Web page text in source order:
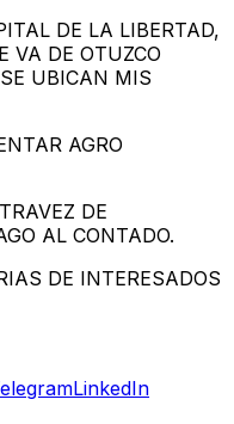
DE LA LIBERTAD,
VA DE OTUZCO
UBICAN MIS
AGRO
DE
AL CONTADO.
DE INTERESADOS
LinkedIn